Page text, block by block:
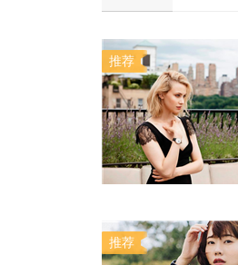
推荐
推荐